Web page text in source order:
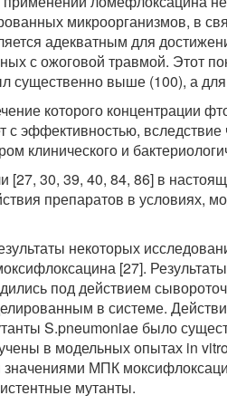
микроорганизмов, в
адекватным для
с ожоговой травмой. Этот
существенно выше (100), а для
которого концентрации
с эффективностью, вследствие
клинического и
[27, 30, 39, 40, 84, 86] в
препаратов в условиях,
некоторых
[27].
под действием
в системе.
S.pneumoniae было
в модельных опытах in
МПК
мутанты.